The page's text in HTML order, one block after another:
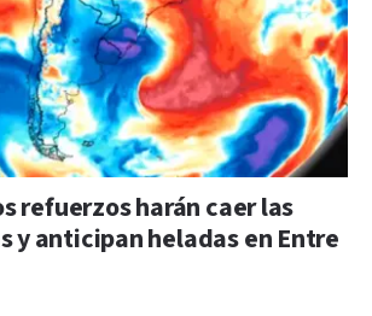
refuerzos harán caer las
y anticipan heladas en Entre